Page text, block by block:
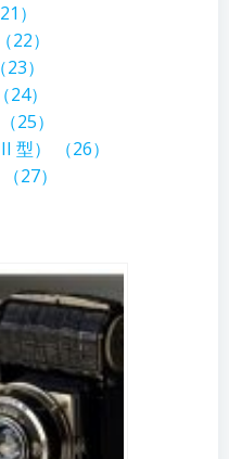
）
）
）
）
25）
型） （26）
27）